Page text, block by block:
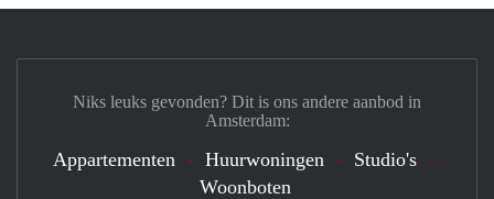
Niks leuks gevonden? Dit is ons andere aanbod in
Amsterdam:
Appartementen Huurwoningen
Studio's
Woonboten